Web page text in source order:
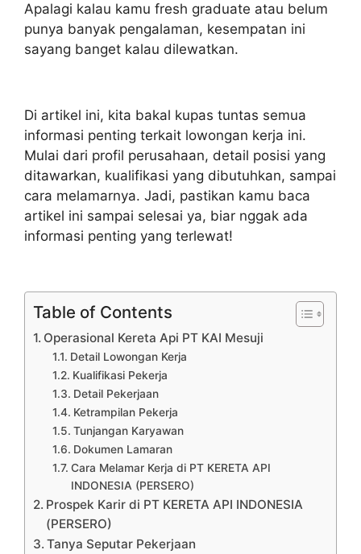
Apalagi kalau kamu fresh graduate atau belum
punya banyak pengalaman, kesempatan ini
sayang banget kalau dilewatkan.
Di artikel ini, kita bakal kupas tuntas semua
informasi penting terkait lowongan kerja ini.
Mulai dari profil perusahaan, detail posisi yang
ditawarkan, kualifikasi yang dibutuhkan, sampai
cara melamarnya. Jadi, pastikan kamu baca
artikel ini sampai selesai ya, biar nggak ada
informasi penting yang terlewat!
Table of Contents
Operasional Kereta Api PT KAI Mesuji
Detail Lowongan Kerja
Kualifikasi Pekerja
Detail Pekerjaan
Ketrampilan Pekerja
Tunjangan Karyawan
Dokumen Lamaran
Cara Melamar Kerja di PT KERETA API
INDONESIA (PERSERO)
Prospek Karir di PT KERETA API INDONESIA
(PERSERO)
Tanya Seputar Pekerjaan